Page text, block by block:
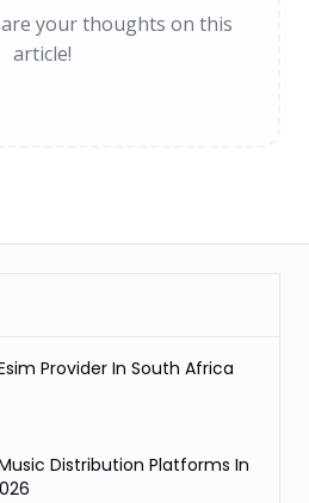
your thoughts on this
article!
Provider In South Africa
Distribution Platforms In